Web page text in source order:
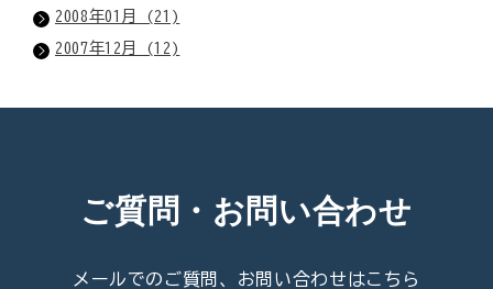
2008年01月 (21)
2007年12月 (12)
ご質問・お問い合わせ
メールでのご質問、お問い合わせはこちら